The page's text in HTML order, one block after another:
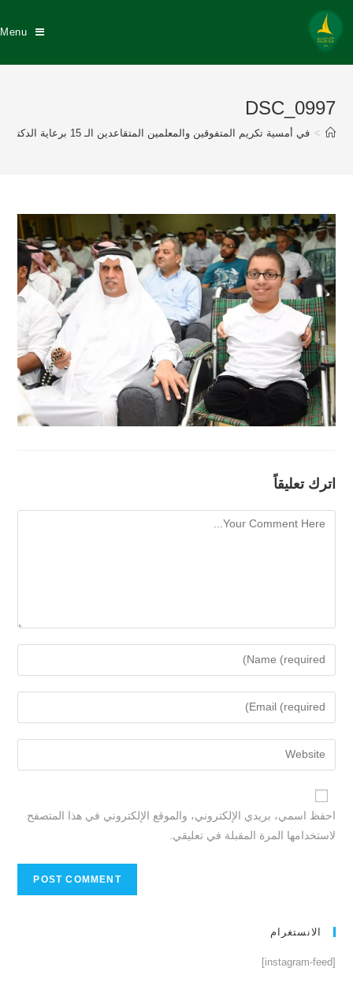
Menu
DSC_0997
> في أمسية تكريم المتفوقين والمعلمين المتقاعدين الـ 15 برعاية الدكتور عبد الله السيهاتي وبحضور نزيه النصر عضو إتحاد القدم إدارة نادي الخليج تكرم 175 طالباً متفوقاً منهم 57 خلجاوي وتكريم 8 معلمين
اترك تعليقاً
احفظ اسمي، بريدي الإلكتروني، والموقع الإلكتروني في هذا المتصفح
لاستخدامها المرة المقبلة في تعليقي.
الانستغرام
[instagram-feed]